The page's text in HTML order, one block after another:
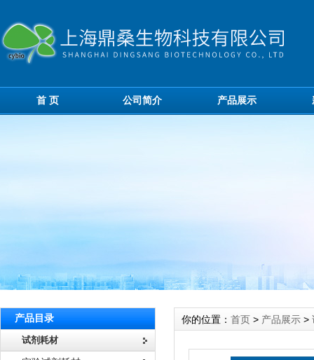
首 页 公司简介 产品展示
产品目录
试剂耗材
你的位置： 首页 > 产品展示 >